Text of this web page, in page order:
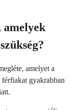
amelyek
amelyet a
férfiakat gyakrabban